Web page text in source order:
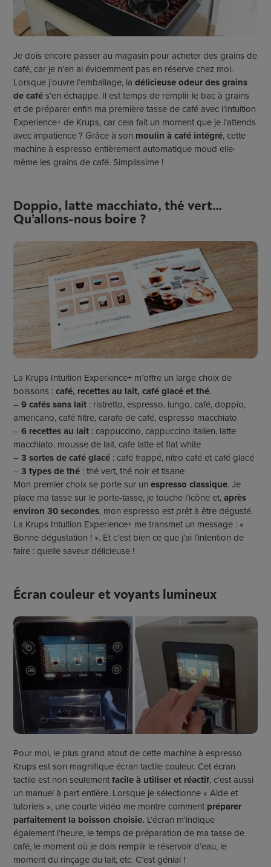
Je dois encore passer au magasin pour acheter des grains de
café, car je n’en ai évidemment pas en réserve chez moi.
Lorsque j’ouvre l’emballage, ladélicieuse odeur des grains
de cafés’en échappe. Il est temps de remplir le bac à grains
et de préparer enfin ma première tasse de café avec l’Intuition
Experience+ de Krups, car cela fait un moment que je l’attends
avec impatience ? Grâce à son moulin à café intégré, cette
machine à espresso entièrement automatique moud elle-
même les grains de café. Simplissime !
Doppio, latte macchiato, thé vert…
Qu’allons-nous boire ?
La Krups Intuition Experience+ m’offre un large choix de
boissons :café, recettes au lait, café glacé et thé.
–9 cafés sans lait : ristretto, espresso, lungo, café, doppio,
americano, café filtre, carafe de café, espresso macchiato
–6 recettes au lait : cappuccino, cappuccino italien, latte
macchiato, mousse de lait, cafe latte et flat white
–3 sortes de café glacé : café frappé, nitro café et café glacé
–3 types de thé : thé vert, thé noir et tisane
Mon premier choix se porte sur unespresso classique. Je
place ma tasse sur le porte-tasse, je touche l’icône et,après
environ 30 secondes, mon espresso est prêt à être dégusté.
La Krups Intuition Experience+ me transmet un message : «
Bonne dégustation ! ». Et c’est bien ce que j’ai l’intention de
faire : quelle saveur délicieuse !
Écran couleur et voyants lumineux
Pour moi, le plus grand atout de cette machine à espresso
Krups est son magnifique écran tactile couleur. Cet écran
tactile est non seulementfacile à utiliser et réactif, c’est aussi
un manuel à part entière. Lorsque je sélectionne « Aide et
tutoriels », une courte vidéo me montre comment préparer
parfaitement la boisson choisie. L’écran m’indique
également l’heure, le temps de préparation de ma tasse de
café, le moment où je dois remplir le réservoir d’eau, le
moment du rinçage du lait, etc. C’est génial !